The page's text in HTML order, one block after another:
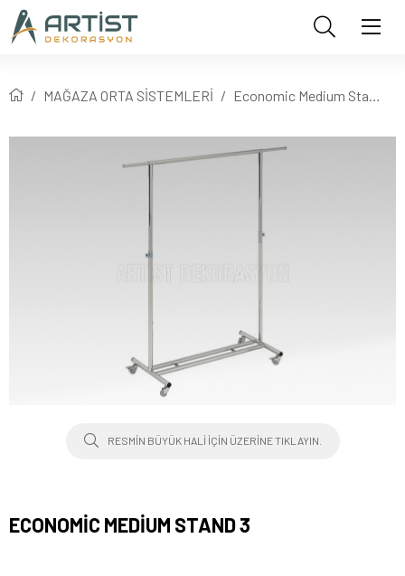
MAĞAZA ORTA SİSTEMLERİ Economic Medium Stand 3
RESMIN BÜYÜK HALI IÇIN ÜZERINE TIKLAYIN.
ECONOMIC MEDIUM STAND 3